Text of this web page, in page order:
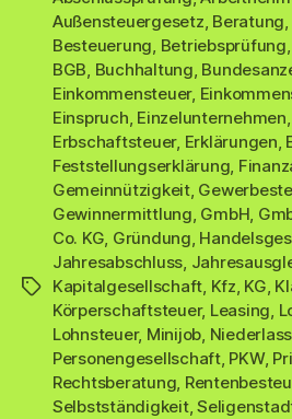
Schlagwörter
Außensteuergesetz, Beratung,
Besteuerung, Betriebsprüfung,
BGB, Buchhaltung,
Einkommensteuer,
Einspruch, Einzelunternehmen,
Erbschaftsteuer, Erklärungen,
Feststellungserklärung,
Gemeinnützigkeit,
Gewinnermittlung, GmbH,
Co. KG, Gründung,
Jahresabschluss,
Kapitalgesellschaft, Kfz, KG,
Körperschaftsteuer, Leasing,
Lohnsteuer, Minijob,
Personengesellschaft, PKW,
Rechtsberatung,
Selbstständigkeit,